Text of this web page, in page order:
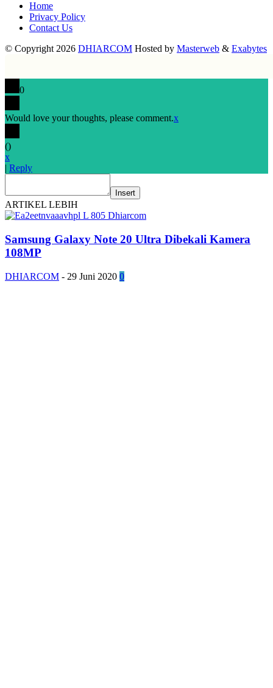
Home
Privacy Policy
Contact Us
© Copyright 2026 DHIARCOM Hosted by Masterweb & Exabytes
0
Would love your thoughts, please comment.x
()
x
| Reply
Insert
ARTIKEL LEBIH
Samsung Galaxy Note 20 Ultra Dibekali Kamera
108MP
DHIARCOM - 29 Juni 2020 0